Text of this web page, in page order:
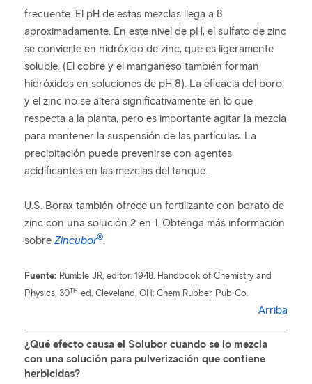
frecuente. El pH de estas mezclas llega a 8
aproximadamente. En este nivel de pH, el sulfato de zinc
se convierte en hidróxido de zinc, que es ligeramente
soluble. (El cobre y el manganeso también forman
hidróxidos en soluciones de pH 8). La eficacia del boro
y el zinc no se altera significativamente en lo que
respecta a la planta, pero es importante agitar la mezcla
para mantener la suspensión de las partículas. La
precipitación puede prevenirse con agentes
acidificantes en las mezclas del tanque.
U.S. Borax también ofrece un fertilizante con borato de
zinc con una solución 2 en 1. Obtenga más información
sobre Zincubor®.
Fuente: Rumble JR, editor. 1948. Handbook of Chemistry and
Physics, 30TH ed. Cleveland, OH: Chem Rubber Pub Co.
Arriba
¿Qué efecto causa el Solubor cuando se lo mezcla
con una solución para pulverización que contiene
herbicidas?